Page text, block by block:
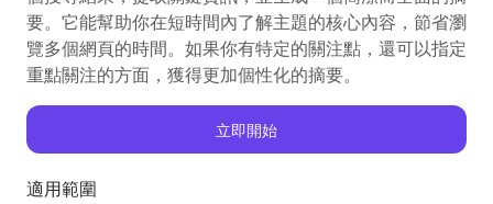
要。它能幫助你在短時間內了解主題的核心內容，節省瀏
覽多個網頁的時間。如果你有特定的關注點，還可以指定
重點關注的方面，獲得更加個性化的摘要。
立即開始
適用範圍